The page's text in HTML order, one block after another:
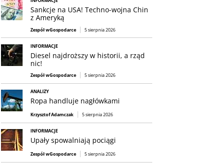
Sankcje na USA! Techno-wojna Chin
z Ameryką
Zespół wGospodarce 5 sierpnia 2026
INFORMACJE
Diesel najdroższy w historii, a rząd
nic!
Zespół wGospodarce 5 sierpnia 2026
ANALIZY
Ropa handluje nagłówkami
Krzysztof Adamczak 5 sierpnia 2026
INFORMACJE
Upały spowalniają pociągi
Zespół wGospodarce 5 sierpnia 2026